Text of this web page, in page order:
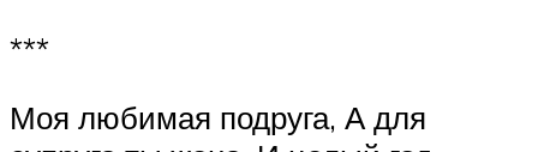
***
Моя любимая подруга, А для